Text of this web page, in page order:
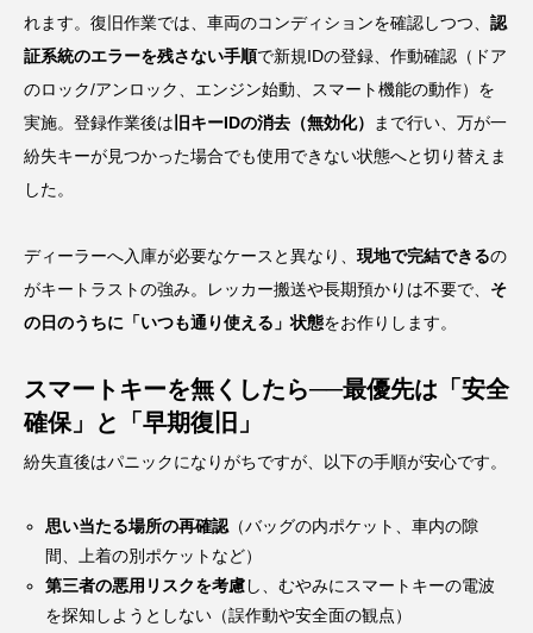
れます。復旧作業では、車両のコンディションを確認しつつ、 認
証系統のエラーを残さない手順で新規IDの登録、作動確認（ドア
のロック/アンロック、エンジン始動、スマート機能の動作）を
実施。登録作業後は 旧キーIDの消去（無効化）
まで行い、万が一
紛失キーが見つかった場合でも使用できない状態へと切り替えま
した。
ディーラーへ入庫が必要なケースと異なり、 現地で完結できるの
がキートラストの強み。レッカー搬送や長期預かりは不要で、 そ
の日のうちに「いつも通り使える」状態をお作りします。
スマートキーを無くしたら──最優先は「安全
確保」と「早期復旧」
紛失直後はパニックになりがちですが、以下の手順が安心です。
思い当たる場所の再確認 （バッグの内ポケット、車内の隙
間、上着の別ポケットなど）
第三者の悪用リスクを考慮し、むやみにスマートキーの電波
を探知しようとしない（誤作動や安全面の観点）